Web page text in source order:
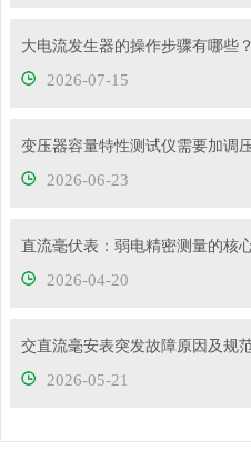
大电流发生器的操作步骤有哪些？
2026-07-15
2026-06-23
2026-04-20
2026-05-21